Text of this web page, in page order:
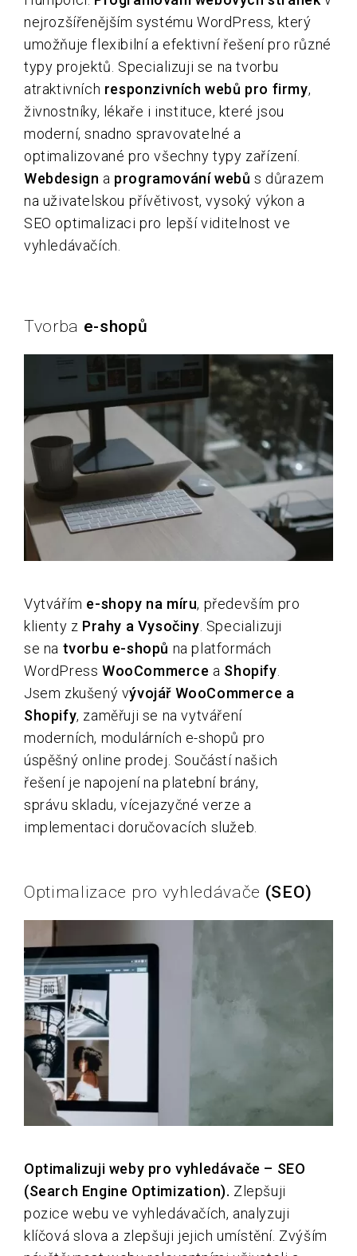
nejrozšířenějším systému WordPress, který
umožňuje flexibilní a efektivní řešení pro různé
typy projektů. Specializuji se na tvorbu
atraktivních responzivních webů pro firmy,
živnostníky, lékaře i instituce, které jsou
moderní, snadno spravovatelné a
optimalizované pro všechny typy zařízení.
Webdesign a programování webů s důrazem
na uživatelskou přívětivost, vysoký výkon a
SEO optimalizaci pro lepší viditelnost ve
vyhledávačích.
Vytvářím e-shopy na míru, především pro
klienty z Prahy a Vysočiny . Specializuji
se na tvorbu e-shopů na platformách
WordPress WooCommerce a Shopify
Jsem zkušený vývojář WooCommerce a
Shopify, zaměřuji se na vytváření
moderních, modulárních e-shopů pro
úspěšný online prodej. Součástí našich
řešení je napojení na platební brány,
správu skladu, vícejazyčné verze a
implementaci doručovacích služeb.
Tvorba e-shopů
Optimalizuji weby pro vyhledávače – SEO
(Search Engine Optimization). Zlepšuji
pozice webu ve vyhledávačích, analyzuji
klíčová slova a zlepšuji jejich umístění. Zvýším
Optimalizace pro vyhledávače (SEO)